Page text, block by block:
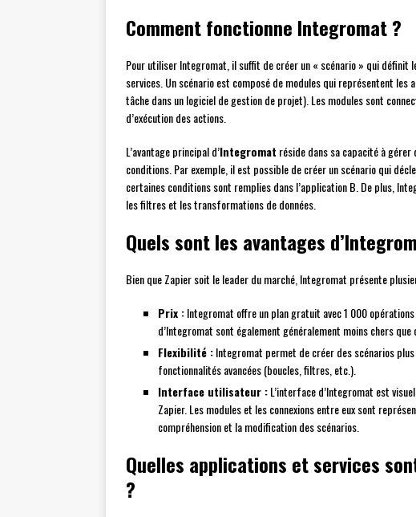
Comment fonctionne Integromat ?
Pour utiliser Integromat, il suffit de créer un « scénario » qui
services. Un scénario est composé de modules qui représentent les
tâche dans un logiciel de gestion de projet). Les modules sont
d’exécution des actions.
L’avantage principal d’Integromat réside dans sa capacité à
conditions. Par exemple, il est possible de créer un scénario qui
certaines conditions sont remplies dans l’application B. De plus,
les filtres et les transformations de données.
Quels sont les avantages
Bien que Zapier soit le leader du marché, Integromat présente
Prix :Integromat offre un plan gratuit avec 1 000
d’Integromat sont également généralement moins chers
Flexibilité :Integromat permet de créer des scénarios
fonctionnalités avancées (boucles, filtres, etc.).
Interface utilisateur :L’interface d’Integromat est
Zapier. Les modules et les connexions entre eux sont
compréhension et la modification des scénarios.
Quelles applications et services
?